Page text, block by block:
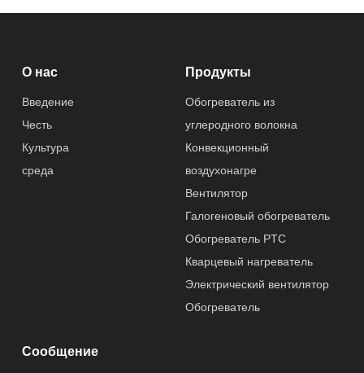
О нас
Введение
Честь
Культура
среда
Продукты
Обогреватель из
углеродного волокна
Конвекционный
воздухонагре
Вентилятор
Галогеновый обогреватель
Обогреватель PTC
Кварцевый нагреватель
Электрический вентилятор
Обогреватель
Сообщение